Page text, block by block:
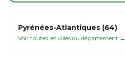
Pyrénées-Atlantiques (64)
Voir toutes les villes du département →